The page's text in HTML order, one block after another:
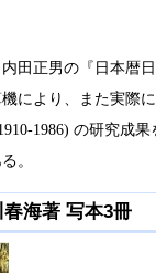
田正男の『日本暦
により、また実際
1986) の研究成
。
春海著 写本3冊